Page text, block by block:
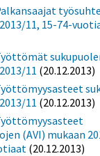
11, 15-74-
11 (20.12.2013)
11 (20.12.2013)
(AVI) mukaan
(20.12.2013)